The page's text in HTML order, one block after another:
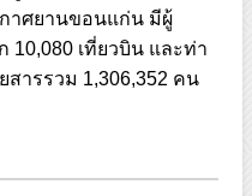
าศยานขอนแก่น มีผู้
10,080 เที่ยวบิน และท่า
ารรวม 1,306,352 คน